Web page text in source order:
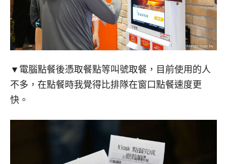
▼電腦點餐後憑取餐點等叫號取餐，目前使用的人
不多，在點餐時我覺得比排隊在窗口點餐速度更
快。